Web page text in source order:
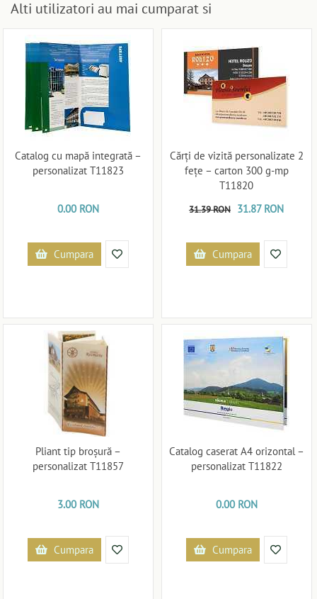
Alti utilizatori au mai cumparat si
Catalog cu mapă integrată –
personalizat T11823
0.00 RON
Cumpara
Cărți de vizită personalizate 2
fețe – carton 300 g-mp
T11820
31.39 RON 31.87 RON
Cumpara
Pliant tip broșură –
personalizat T11857
3.00 RON
Cumpara
Catalog caserat A4 orizontal –
personalizat T11822
0.00 RON
Cumpara